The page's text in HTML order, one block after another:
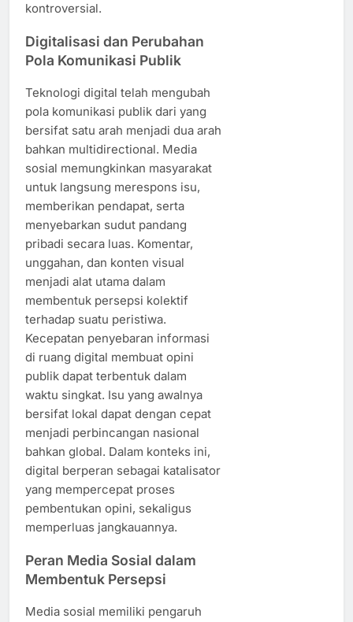
kontroversial.
Digitalisasi dan Perubahan
Pola Komunikasi Publik
Teknologi digital telah mengubah
pola komunikasi publik dari yang
bersifat satu arah menjadi dua arah
bahkan multidirectional. Media
sosial memungkinkan masyarakat
untuk langsung merespons isu,
memberikan pendapat, serta
menyebarkan sudut pandang
pribadi secara luas. Komentar,
unggahan, dan konten visual
menjadi alat utama dalam
membentuk persepsi kolektif
terhadap suatu peristiwa.
Kecepatan penyebaran informasi
di ruang digital membuat opini
publik dapat terbentuk dalam
waktu singkat. Isu yang awalnya
bersifat lokal dapat dengan cepat
menjadi perbincangan nasional
bahkan global. Dalam konteks ini,
digital berperan sebagai katalisator
yang mempercepat proses
pembentukan opini, sekaligus
memperluas jangkauannya.
Peran Media Sosial dalam
Membentuk Persepsi
Media sosial memiliki pengaruh